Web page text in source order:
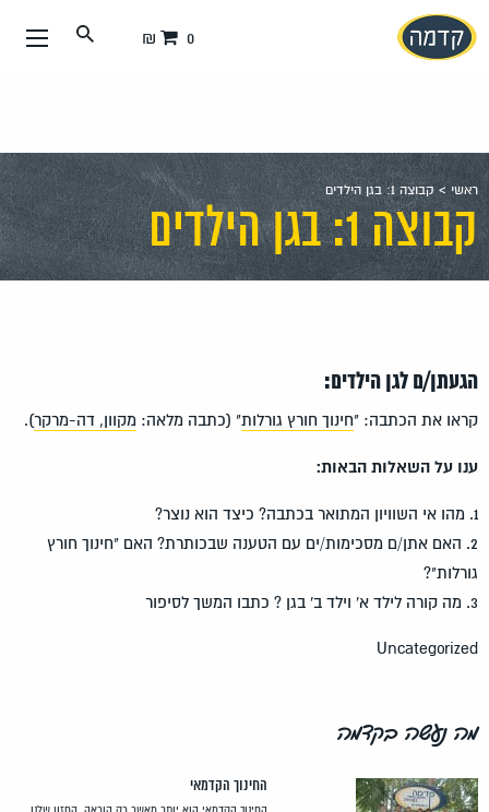
עבור
אל
0 ₪
ראשי >קבוצה 1: בגן הילדים
קבוצה 1: בגן הילדים
הגעתן/ם לגן הילדים:
קראו את הכתבה: "חינוך חורץ גורלות" (כתבה מלאה: מקוון, דה-מרקר).
ענו על השאלות הבאות:
1. מהו אי השוויון המתואר בכתבה? כיצד הוא נוצר?
2. האם אתן/ם מסכימות/ים עם הטענה שבכותרת? האם "חינוך חורץ
גורלות"?
3. מה קורה לילד א' וילד ב' בגן ? כתבו המשך לסיפור
Uncategorized
מה נעשה בקדמה
החינוך הקדמאי
החינוך הקדמאי הוא יותר מאשר רק הוראה. החזון שלנו